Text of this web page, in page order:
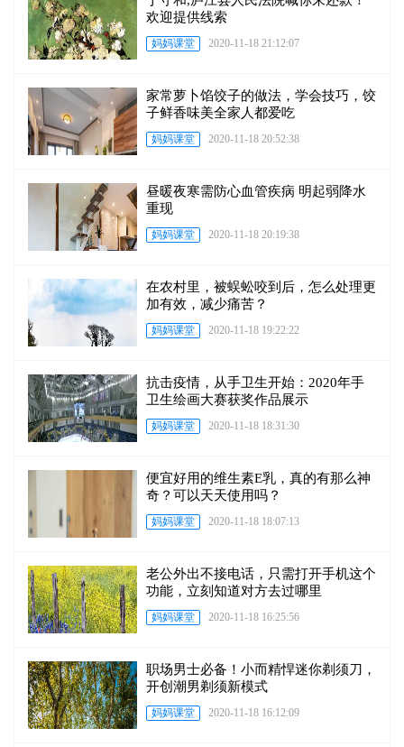
欢迎提供线索
妈妈课堂 2020-11-18 21:12:07
家常萝卜馅饺子的做法，学会技巧，饺
子鲜香味美全家人都爱吃
妈妈课堂 2020-11-18 20:52:38
昼暖夜寒需防心血管疾病 明起弱降水
重现
妈妈课堂 2020-11-18 20:19:38
在农村里，被蜈蚣咬到后，怎么处理更
加有效，减少痛苦？
妈妈课堂 2020-11-18 19:22:22
抗击疫情，从手卫生开始：2020年手
卫生绘画大赛获奖作品展示
妈妈课堂 2020-11-18 18:31:30
便宜好用的维生素E乳，真的有那么神
奇？可以天天使用吗？
妈妈课堂 2020-11-18 18:07:13
老公外出不接电话，只需打开手机这个
功能，立刻知道对方去过哪里
妈妈课堂 2020-11-18 16:25:56
职场男士必备！小而精悍迷你剃须刀，
开创潮男剃须新模式
妈妈课堂 2020-11-18 16:12:09